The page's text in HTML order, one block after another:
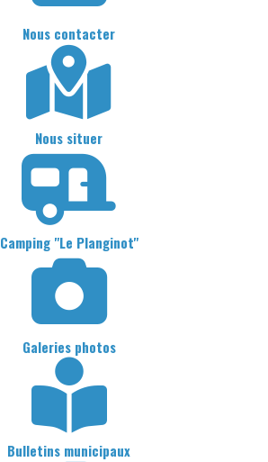
Nous contacter
Nous situer
Camping "Le Planginot"
Galeries photos
Bulletins municipaux